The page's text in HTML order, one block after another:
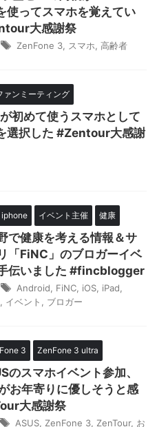
使ってスマホを覚えてい
大感謝祭
ZenFone 3 スマホ 高齢者
ァンミーティング
初めて使うスマホとして
選択した #Zentour大感謝
イベント主催 健康
で健康を考える情報＆サ
「FiNC」のブロガーイベ
伝いました #fincblogger
Android FiNC iOS iPad
イベント ブロガー
3 ZenFone 3 ultra
のスマホイベント参加、
お年寄りに優しそうと感
大感謝祭
ASUS ZenFone 3 ZenTour, お